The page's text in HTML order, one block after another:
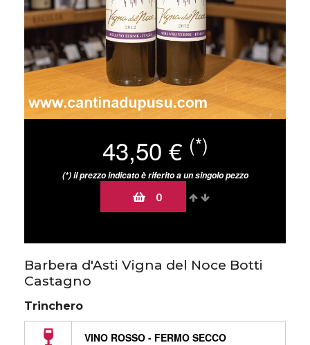
43,50 € (*)
(*) il prezzo indicato è riferito a un singolo pezzo
0
Barbera d'Asti Vigna del Noce Botti
Castagno
Trinchero
VINO ROSSO - FERMO SECCO